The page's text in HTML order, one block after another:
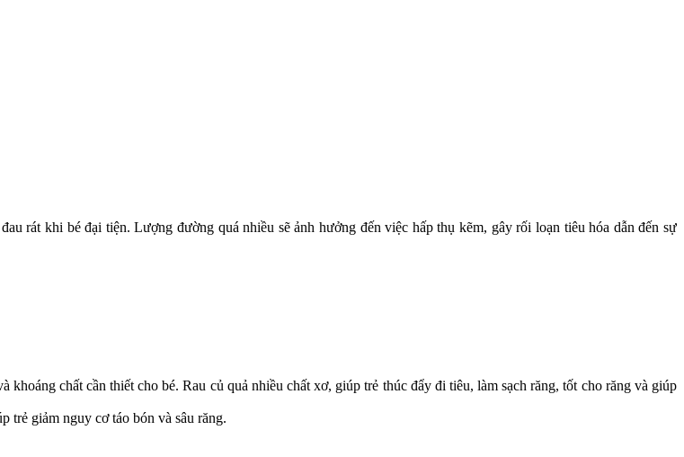
rát khi bé đại tiện. Lượng đường quá nhiều sẽ ảnh hưởng đến việc hấp thụ kẽm, gây rối loạn tiêu hóa dẫn đến sự
chất cần thiết cho bé. Rau củ quả nhiều chất xơ, giúp trẻ thúc đẩy đi tiêu, làm sạch răng, tốt cho răng và giúp
trẻ giảm nguy cơ táo bón và sâu răng.